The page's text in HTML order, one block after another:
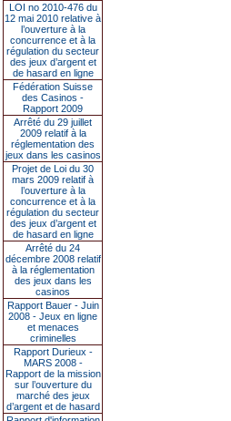
LOI no 2010-476 du
12 mai 2010 relative à
l’ouverture à la
concurrence et à la
régulation du secteur
des jeux d’argent et
de hasard en ligne
Fédération Suisse
des Casinos -
Rapport 2009
Arrêté du 29 juillet
2009 relatif à la
réglementation des
jeux dans les casinos
Projet de Loi du 30
mars 2009 relatif à
l’ouverture à la
concurrence et à la
régulation du secteur
des jeux d’argent et
de hasard en ligne
Arrêté du 24
décembre 2008 relatif
à la réglementation
des jeux dans les
casinos
Rapport Bauer - Juin
2008 - Jeux en ligne
et menaces
criminelles
Rapport Durieux -
MARS 2008 -
Rapport de la mission
sur l’ouverture du
marché des jeux
d’argent et de hasard